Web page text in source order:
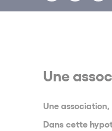
Une
Une
Dans cette